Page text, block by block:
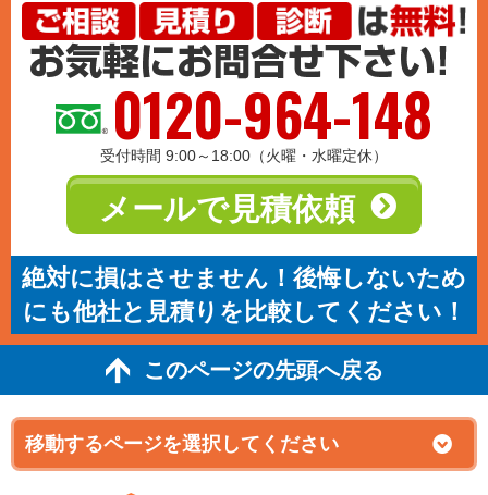
0120-964-148
受付時間 9:00～18:00（火曜・水曜定休）
メールで見積依頼
絶対に損はさせません！後悔しないため
にも他社と見積りを比較してください！
このページの先頭へ戻る